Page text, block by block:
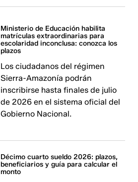
Ministerio de Educación habilita
matrículas extraordinarias para
escolaridad inconclusa: conozca los
plazos
Los ciudadanos del régimen
Sierra-Amazonía podrán
inscribirse hasta finales de julio
de 2026 en el sistema oficial del
Gobierno Nacional.
Décimo cuarto sueldo 2026: plazos,
beneficiarios y guía para calcular el
monto